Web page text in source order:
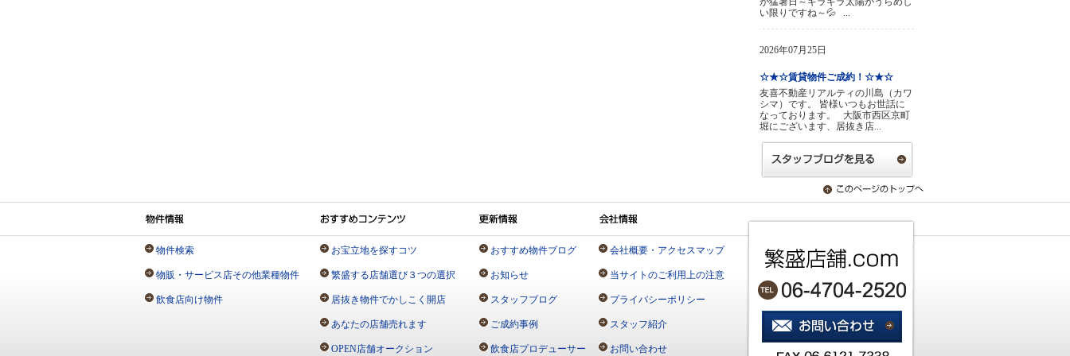
い限りですね～💦 ...
2026年07月25日
☆★☆賃貸物件ご成約！☆★☆
友喜不動産リアルティの川島（カワ
シマ）です。 皆様いつもお世話に
なっております。 大阪市西区京町
堀にございます、居抜き店...
物件検索
物販・サービス店その他業種物件
飲食店向け物件
お宝立地を探すコツ
繁盛する店舗選び３つの選択
居抜き物件でかしこく開店
あなたの店舗売れます
OPEN店舗オークション
おすすめ物件ブログ
お知らせ
スタッフブログ
ご成約事例
飲食店プロデューサー
会社概要・アクセスマップ
当サイトのご利用上の注意
プライバシーポリシー
スタッフ紹介
お問い合わせ